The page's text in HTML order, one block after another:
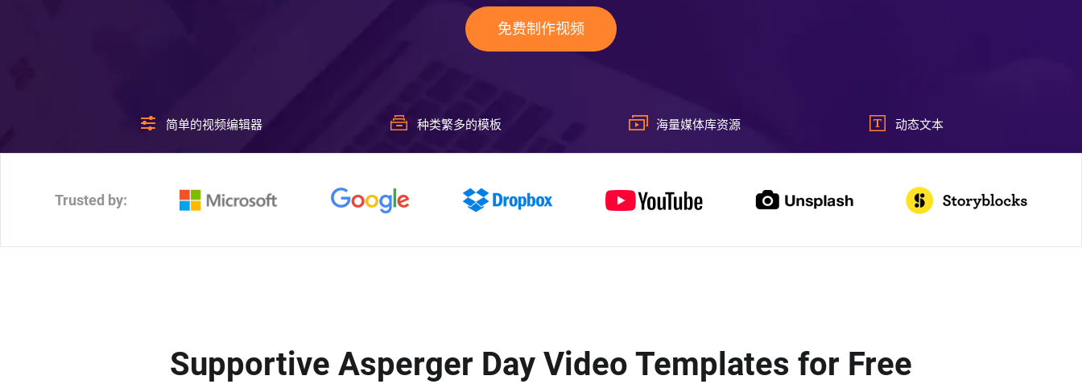
免费制作视频
简单的视频编辑器 种类繁多的模板 海量媒体库资源 动态文本
Trusted by:
Supportive Asperger Day Video Templates for Free